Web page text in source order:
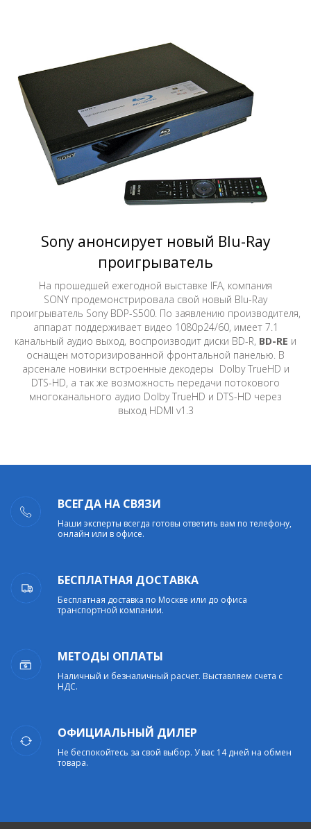
Sony анонсирует новый Blu-Ray
проигрыватель
На прошедшей ежегодной выставке IFA, компания
SONY продемонстрировала свой новый Blu-Ray
проигрыватель Sony BDP-S500. По заявлению производителя,
аппарат поддерживает видео 1080p24/60, имеет 7.1
канальный аудио выход, воспроизводит диски BD-R, BD-RE и
оснащен моторизированной фронтальной панелью. В
арсенале новинки встроенные декодеры Dolby TrueHD и
DTS-HD, а так же возможность передачи потокового
многоканального аудио Dolby TrueHD и DTS-HD через
выход HDMI v1.3
ВСЕГДА НА СВЯЗИ
Наши эксперты всегда готовы ответить вам по телефону,
онлайн или в офисе.
БЕСПЛАТНАЯ ДОСТАВКА
Бесплатная доставка по Москве или до офиса
транспортной компании.
МЕТОДЫ ОПЛАТЫ
Наличный и безналичный расчет. Выставляем счета с
НДС.
ОФИЦИАЛЬНЫЙ ДИЛЕР
Не беспокойтесь за свой выбор. У вас 14 дней на обмен
товара.